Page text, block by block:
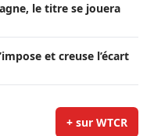
le titre se jouera
et creuse l’écart
+ sur WTCR